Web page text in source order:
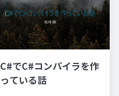
C#でC#コンパイラを作
っている話